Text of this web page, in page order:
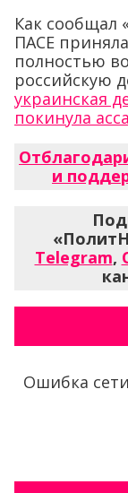
Как сообщал
ПАСЕ
полностью
российскую
украинская
покинула
и
Telegram,
Ошибка